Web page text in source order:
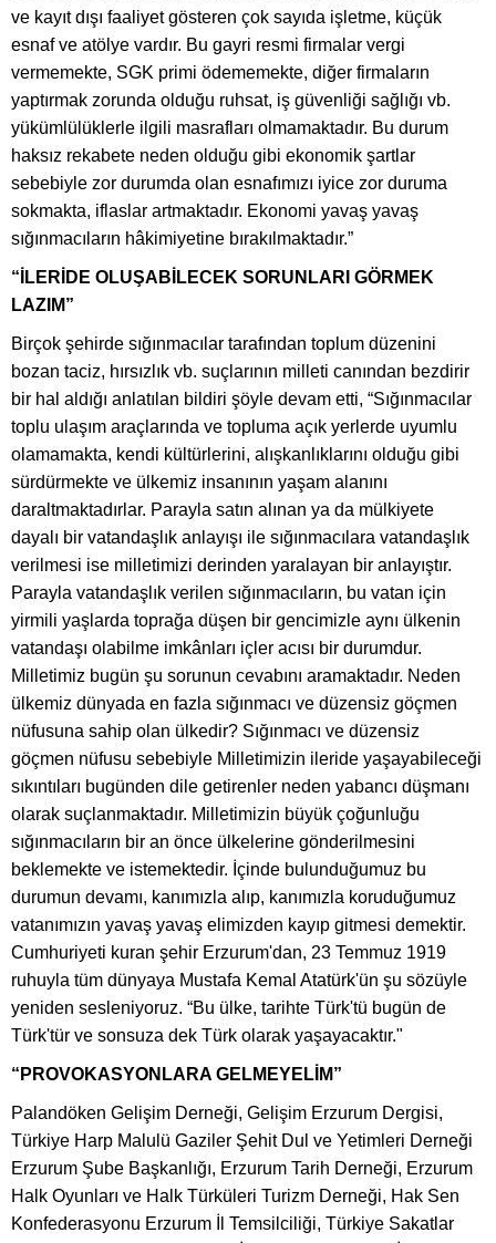
ve kayıt dışı faaliyet gösteren çok sayıda işletme, küçük
esnaf ve atölye vardır. Bu gayri resmi firmalar vergi
vermemekte, SGK primi ödememekte, diğer firmaların
yaptırmak zorunda olduğu ruhsat, iş güvenliği sağlığı vb.
yükümlülüklerle ilgili masrafları olmamaktadır. Bu durum
haksız rekabete neden olduğu gibi ekonomik şartlar
sebebiyle zor durumda olan esnafımızı iyice zor duruma
sokmakta, iflaslar artmaktadır. Ekonomi yavaş yavaş
sığınmacıların hâkimiyetine bırakılmaktadır.”
“İLERİDE OLUŞABİLECEK SORUNLARI GÖRMEK
LAZIM”
Birçok şehirde sığınmacılar tarafından toplum düzenini
bozan taciz, hırsızlık vb. suçlarının milleti canından bezdirir
bir hal aldığı anlatılan bildiri şöyle devam etti, “Sığınmacılar
toplu ulaşım araçlarında ve topluma açık yerlerde uyumlu
olamamakta, kendi kültürlerini, alışkanlıklarını olduğu gibi
sürdürmekte ve ülkemiz insanının yaşam alanını
daraltmaktadırlar. Parayla satın alınan ya da mülkiyete
dayalı bir vatandaşlık anlayışı ile sığınmacılara vatandaşlık
verilmesi ise milletimizi derinden yaralayan bir anlayıştır.
Parayla vatandaşlık verilen sığınmacıların, bu vatan için
yirmili yaşlarda toprağa düşen bir gencimizle aynı ülkenin
vatandaşı olabilme imkânları içler acısı bir durumdur.
Milletimiz bugün şu sorunun cevabını aramaktadır. Neden
ülkemiz dünyada en fazla sığınmacı ve düzensiz göçmen
nüfusuna sahip olan ülkedir? Sığınmacı ve düzensiz
göçmen nüfusu sebebiyle Milletimizin ileride yaşayabileceği
sıkıntıları bugünden dile getirenler neden yabancı düşmanı
olarak suçlanmaktadır. Milletimizin büyük çoğunluğu
sığınmacıların bir an önce ülkelerine gönderilmesini
beklemekte ve istemektedir. İçinde bulunduğumuz bu
durumun devamı, kanımızla alıp, kanımızla koruduğumuz
vatanımızın yavaş yavaş elimizden kayıp gitmesi demektir.
Cumhuriyeti kuran şehir Erzurum'dan, 23 Temmuz 1919
ruhuyla tüm dünyaya Mustafa Kemal Atatürk'ün şu sözüyle
yeniden sesleniyoruz. “Bu ülke, tarihte Türk'tü bugün de
Türk'tür ve sonsuza dek Türk olarak yaşayacaktır."
“PROVOKASYONLARA GELMEYELİM”
Palandöken Gelişim Derneği, Gelişim Erzurum Dergisi,
Türkiye Harp Malulü Gaziler Şehit Dul ve Yetimleri Derneği
Erzurum Şube Başkanlığı, Erzurum Tarih Derneği, Erzurum
Halk Oyunları ve Halk Türküleri Turizm Derneği, Hak Sen
Konfederasyonu Erzurum İl Temsilciliği, Türkiye Sakatlar